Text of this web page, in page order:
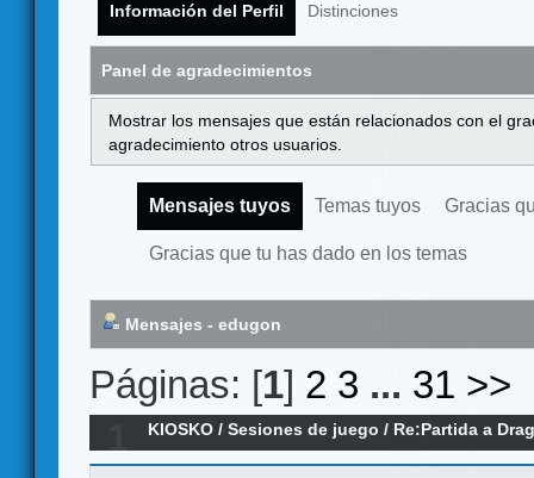
Información del Perfil Distinciones
Panel de agradecimientos
Mostrar los mensajes que están relacionados con el
agradecimiento otros usuarios.
Mensajes tuyos Temas tuyos Gracias
Gracias que tu has dado en los temas
Mensajes - edugon
Páginas: [1] 2 3 ... 31 >>
KIOSKO /Sesiones de juego / Re:Partida a